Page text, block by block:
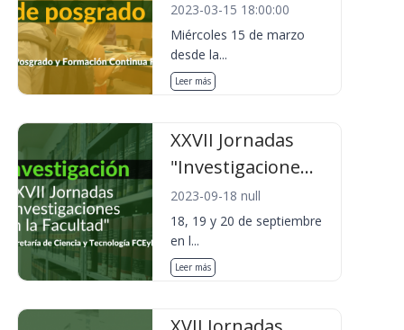
2023-03-15 18:00:00
Miércoles 15 de marzo
desde la...
Leer más
XXVII Jornadas
"Investigacione...
2023-09-18 null
18, 19 y 20 de septiembre
en l...
Leer más